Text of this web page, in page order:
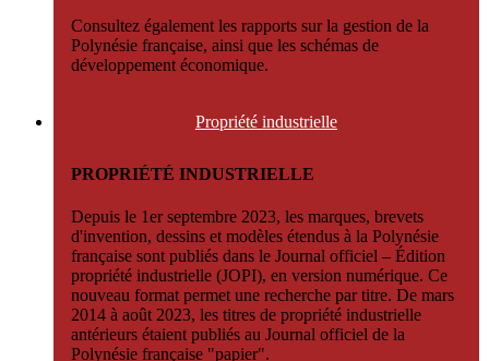
Consultez également les rapports sur la gestion de la
Polynésie française, ainsi que les schémas de
développement économique.
Propriété industrielle
PROPRIÉTÉ INDUSTRIELLE
Depuis le 1er septembre 2023, les marques, brevets
d'invention, dessins et modèles étendus à la Polynésie
française sont publiés dans le Journal officiel – Édition
propriété industrielle (JOPI), en version numérique. Ce
nouveau format permet une recherche par titre. De mars
2014 à août 2023, les titres de propriété industrielle
antérieurs étaient publiés au Journal officiel de la
Polynésie française "papier".